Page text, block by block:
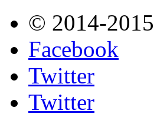
© 2014-
Facebook
Twitter
Twitter